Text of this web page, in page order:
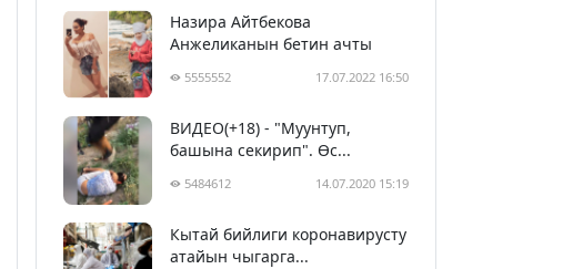
Назира Айтбекова
Анжеликанын бетин ачты
5555552 17.07.2022 16:50
ВИДЕО(+18) - "Муунтуп,
башына секирип". Өс...
5484612 14.07.2020 15:19
Кытай бийлиги коронавирусту
атайын чыгарга...